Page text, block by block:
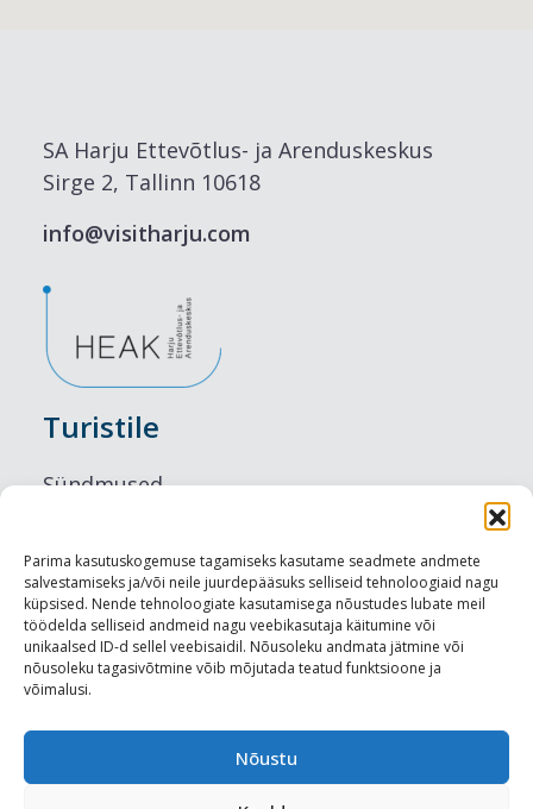
Parima kasutuskogemuse tagamiseks kasutame seadmete andmete
salvestamiseks ja/või neile juurdepääsuks selliseid tehnoloogiaid nagu
küpsised. Nende tehnoloogiate kasutamisega nõustudes lubate meil
töödelda selliseid andmeid nagu veebikasutaja käitumine või
unikaalsed ID-d sellel veebisaidil. Nõusoleku andmata jätmine või
nõusoleku tagasivõtmine võib mõjutada teatud funktsioone ja
võimalusi.
Nõustu
SA Harju Ettevõtlus- ja Arenduskeskus
Sirge 2, Tallinn 10618
info@visitharju.com
Turistile
Sündmused
Maitseelamused
Vaatamisväärsused
Visit Tallinn
Turismiprofessionaalile